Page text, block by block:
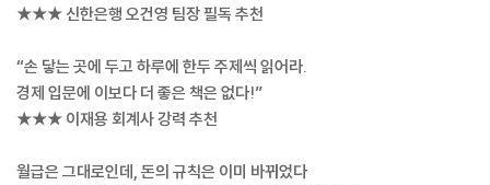
★★★ 신한은행 오건영 팀장 필독 추천
“손 닿는 곳에 두고 하루에 한두 주제씩 읽어라.
경제 입문에 이보다 더 좋은 책은 없다!”
★★★ 이재용 회계사 강력 추천
월급은 그대로인데, 돈의 규칙은 이미 바뀌었다